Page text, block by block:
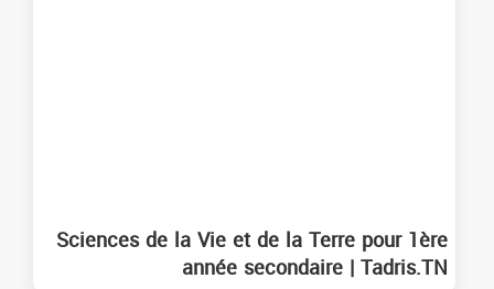
Sciences de la Vie et de la Terre pour 1ère
année secondaire | Tadris.TN